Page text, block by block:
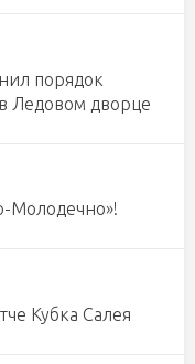
порядок
Ледовом дворце
Молодечно»!
Кубка Салея